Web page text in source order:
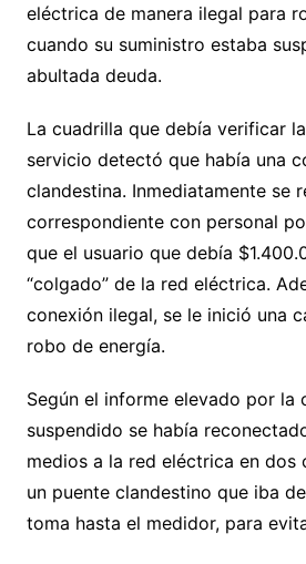
eléctrica de manera ilegal para
cuando su suministro estaba
abultada deuda.
La cuadrilla que debía verificar
servicio detectó que había una
clandestina. Inmediatamente se
correspondiente con personal
que el usuario que debía
“colgado” de la red eléctrica.
conexión ilegal, se le inició una
robo de energía.
Según el informe elevado por la
suspendido se había
medios a la red eléctrica en dos
un puente clandestino que iba
toma hasta el medidor, para